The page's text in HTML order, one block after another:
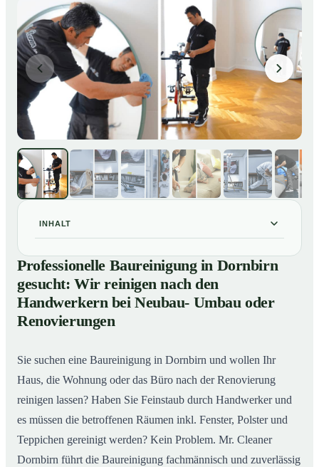
INHALT
01 Professionelle Baureinigung in Dornbirn gesucht: Wir
reinigen nach den Handwerkern bei Neubau- Umbau
oder Renovierungen
02Baureinigung in Dornbirn – Profis im Einsatz
Professionelle Baureinigung in Dornbirn
gesucht: Wir reinigen nach den
Handwerkern bei Neubau- Umbau oder
Renovierungen
Sie suchen eine Baureinigung in Dornbirn und wollen Ihr
Haus, die Wohnung oder das Büro nach der Renovierung
reinigen lassen? Haben Sie Feinstaub durch Handwerker und
es müssen die betroffenen Räumen inkl. Fenster, Polster und
Teppichen gereinigt werden? Kein Problem. Mr. Cleaner
Dornbirn führt die Baureinigung fachmännisch und zuverlässig